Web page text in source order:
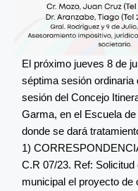
El próximo jueves 8 de
séptima sesión
sesión del Concejo
Garma, en el Escuela
donde se dará
1)
C.R 07/23. Ref:
municipal el proyecto de